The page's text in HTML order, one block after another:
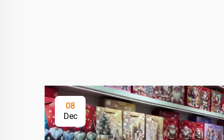
08
Dec